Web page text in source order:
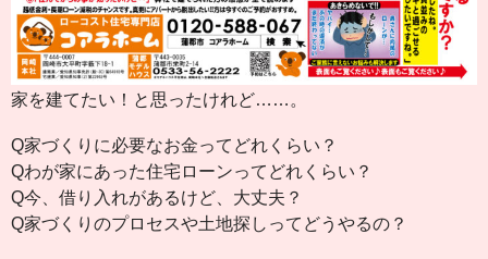
家を建てたい！と思ったけれど……。
Q家づくりに必要なお金ってどれくらい？
Qわが家にあった住宅ローンってどれくらい？
Q今、借り入れがあるけど、大丈夫？
Q家づくりのプロセスや土地探しってどうやるの？